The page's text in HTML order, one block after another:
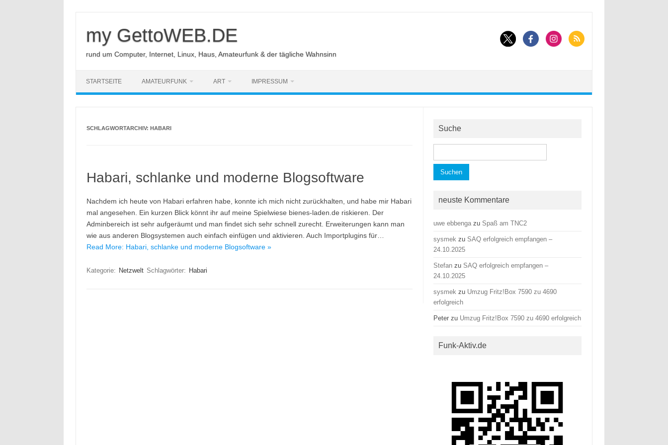
my GettoWEB.DE
rund um Computer, Internet, Linux, Haus, Amateurfunk & der tägliche Wahnsinn
STARTSEITE AMATEURFUNK ART IMPRESSUM
SCHLAGWORTARCHIV: HABARI
Habari, schlanke und moderne Blogsoftware
Nachdem ich heute von Habari erfahren habe, konnte ich mich nicht zurückhalten, und habe mir Habari
mal angesehen. Ein kurzen Blick könnt ihr auf meine Spielwiese bienes-laden.de riskieren. Der
Adminbereich ist sehr aufgeräumt und man findet sich sehr schnell zurecht. Erweiterungen kann man
wie aus anderen Blogsystemen auch einfach einfügen und aktivieren. Auch Importplugins für…
Read More: Habari, schlanke und moderne Blogsoftware »
Kategorie: Netzwelt Schlagwörter: Habari
Suche
nach:
neuste Kommentare
uwe ebbenga zu Spaß am TNC2
sysmek zu SAQ erfolgreich empfangen –
24.10.2025
Stefan zu SAQ erfolgreich empfangen –
24.10.2025
sysmek zu Umzug Fritz!Box 7590 zu 4690
erfolgreich
Peter zu Umzug Fritz!Box 7590 zu 4690 erfolgreich
Funk-Aktiv.de